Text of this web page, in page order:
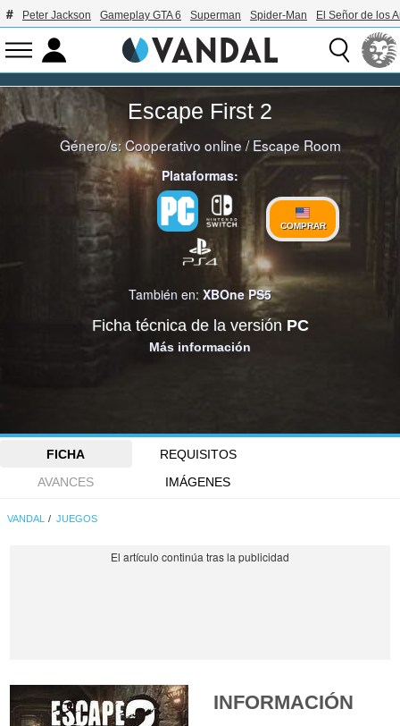
Peter Jackson Gameplay GTA 6 Superman Spider-Man El Señor de los
Escape First 2
Género/s:Cooperativo online /Escape Room
Plataformas:
COMPRAR
También en: XBOne PS5
Ficha técnica de la versión PC
Más información
FICHA
REQUISITOS
AVANCES
IMÁGENES
VANDAL JUEGOS
INFORMACIÓN